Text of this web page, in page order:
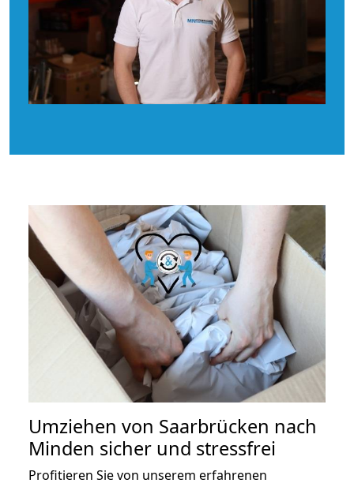
Umziehen von Saarbrücken nach
Minden sicher und stressfrei
Profitieren Sie von unserem erfahrenen